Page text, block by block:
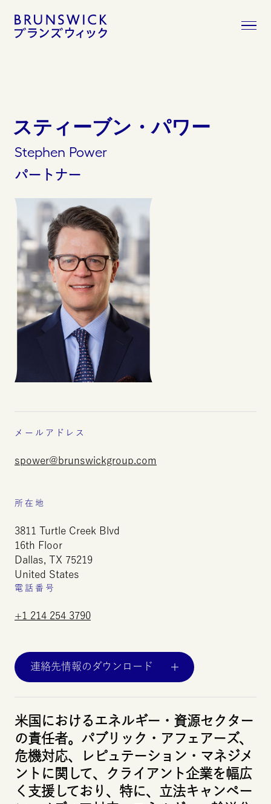
スティーブン・パワー
Stephen Power
パートナー
メールアドレス
spower@brunswickgroup.com
所在地
3811 Turtle Creek Blvd
16th Floor
Dallas, TX 75219
United States
電話番号
+1 214 254 3790
連絡先情報のダウンロード
米国におけるエネルギー・資源セクター
の責任者。パブリック・アフェアーズ、
危機対応、レピュテーション・マネジメ
ントに関して、クライアント企業を幅広
く支援しており、特に、立法キャンペー